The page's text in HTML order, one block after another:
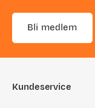
Bli medlem
Kundeservice